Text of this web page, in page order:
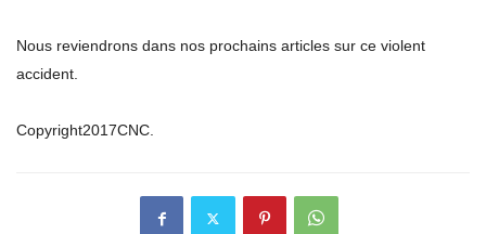
Nous reviendrons dans nos prochains articles sur ce violent
accident.
Copyright2017CNC.